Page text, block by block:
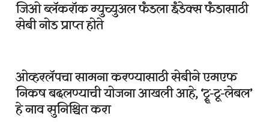
जिओ ब्लॅकरॉक म्युच्युअल फंडला इंडेक्स फंडासाठी
सेबी नोड प्राप्त होते
ओव्हरलॅपचा सामना करण्यासाठी सेबीने एमएफ
निकष बदलण्याची योजना आखली आहे, ‘ट्रू-टू-लेबल’
हे नाव सुनिश्चित करा